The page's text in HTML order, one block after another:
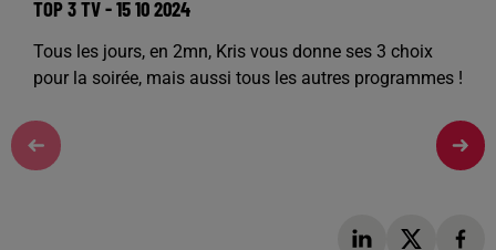
TOP 3 TV - 15 10 2024
Tous les jours, en 2mn, Kris vous donne ses 3 choix
pour la soirée, mais aussi tous les autres programmes !